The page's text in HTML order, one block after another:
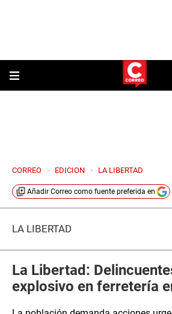
CORREO > EDICION > LA LIBERTAD
Añadir Correo como fuente preferida en
LA LIBERTAD
La Libertad:
explosivo en ferretería